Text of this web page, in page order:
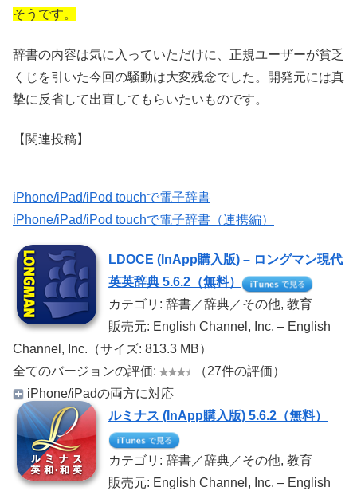
そうです。
辞書の内容は気に入っていただけに、正規ユーザーが貧乏
くじを引いた今回の騒動は大変残念でした。開発元には真
摯に反省して出直してもらいたいものです。
【関連投稿】
iPhone/iPad/iPod touchで電子辞書
iPhone/iPad/iPod touchで電子辞書（連携編）
LDOCE (InApp購入版) – ロングマン現代
英英辞典 5.6.2（無料）
カテゴリ: 辞書／辞典／その他, 教育
販売元: English Channel, Inc. – English
Channel, Inc.（サイズ: 813.3 MB）
全てのバージョンの評価:
（27件の評価）
iPhone/iPadの両方に対応
ルミナス (InApp購入版) 5.6.2（無料）
カテゴリ: 辞書／辞典／その他, 教育
販売元: English Channel, Inc. – English